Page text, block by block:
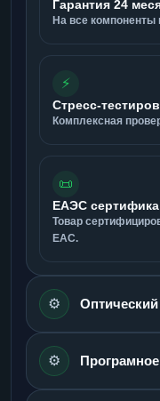
Гарантия 24
На все компоненты
⚡
Стресс-
Комплексная
📜
ЕАЭС
Товар
ЕАС.
⚙️
⚙️